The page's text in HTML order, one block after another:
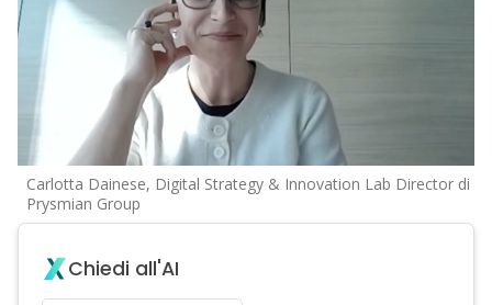
Carlotta Dainese, Digital Strategy & Innovation Lab Director di
Prysmian Group
Chiedi all'AI